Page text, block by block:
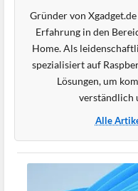
Gründer von
Erfahrung in den
Home. Als
spezialisiert auf
Lösungen, um
verständlich
Alle